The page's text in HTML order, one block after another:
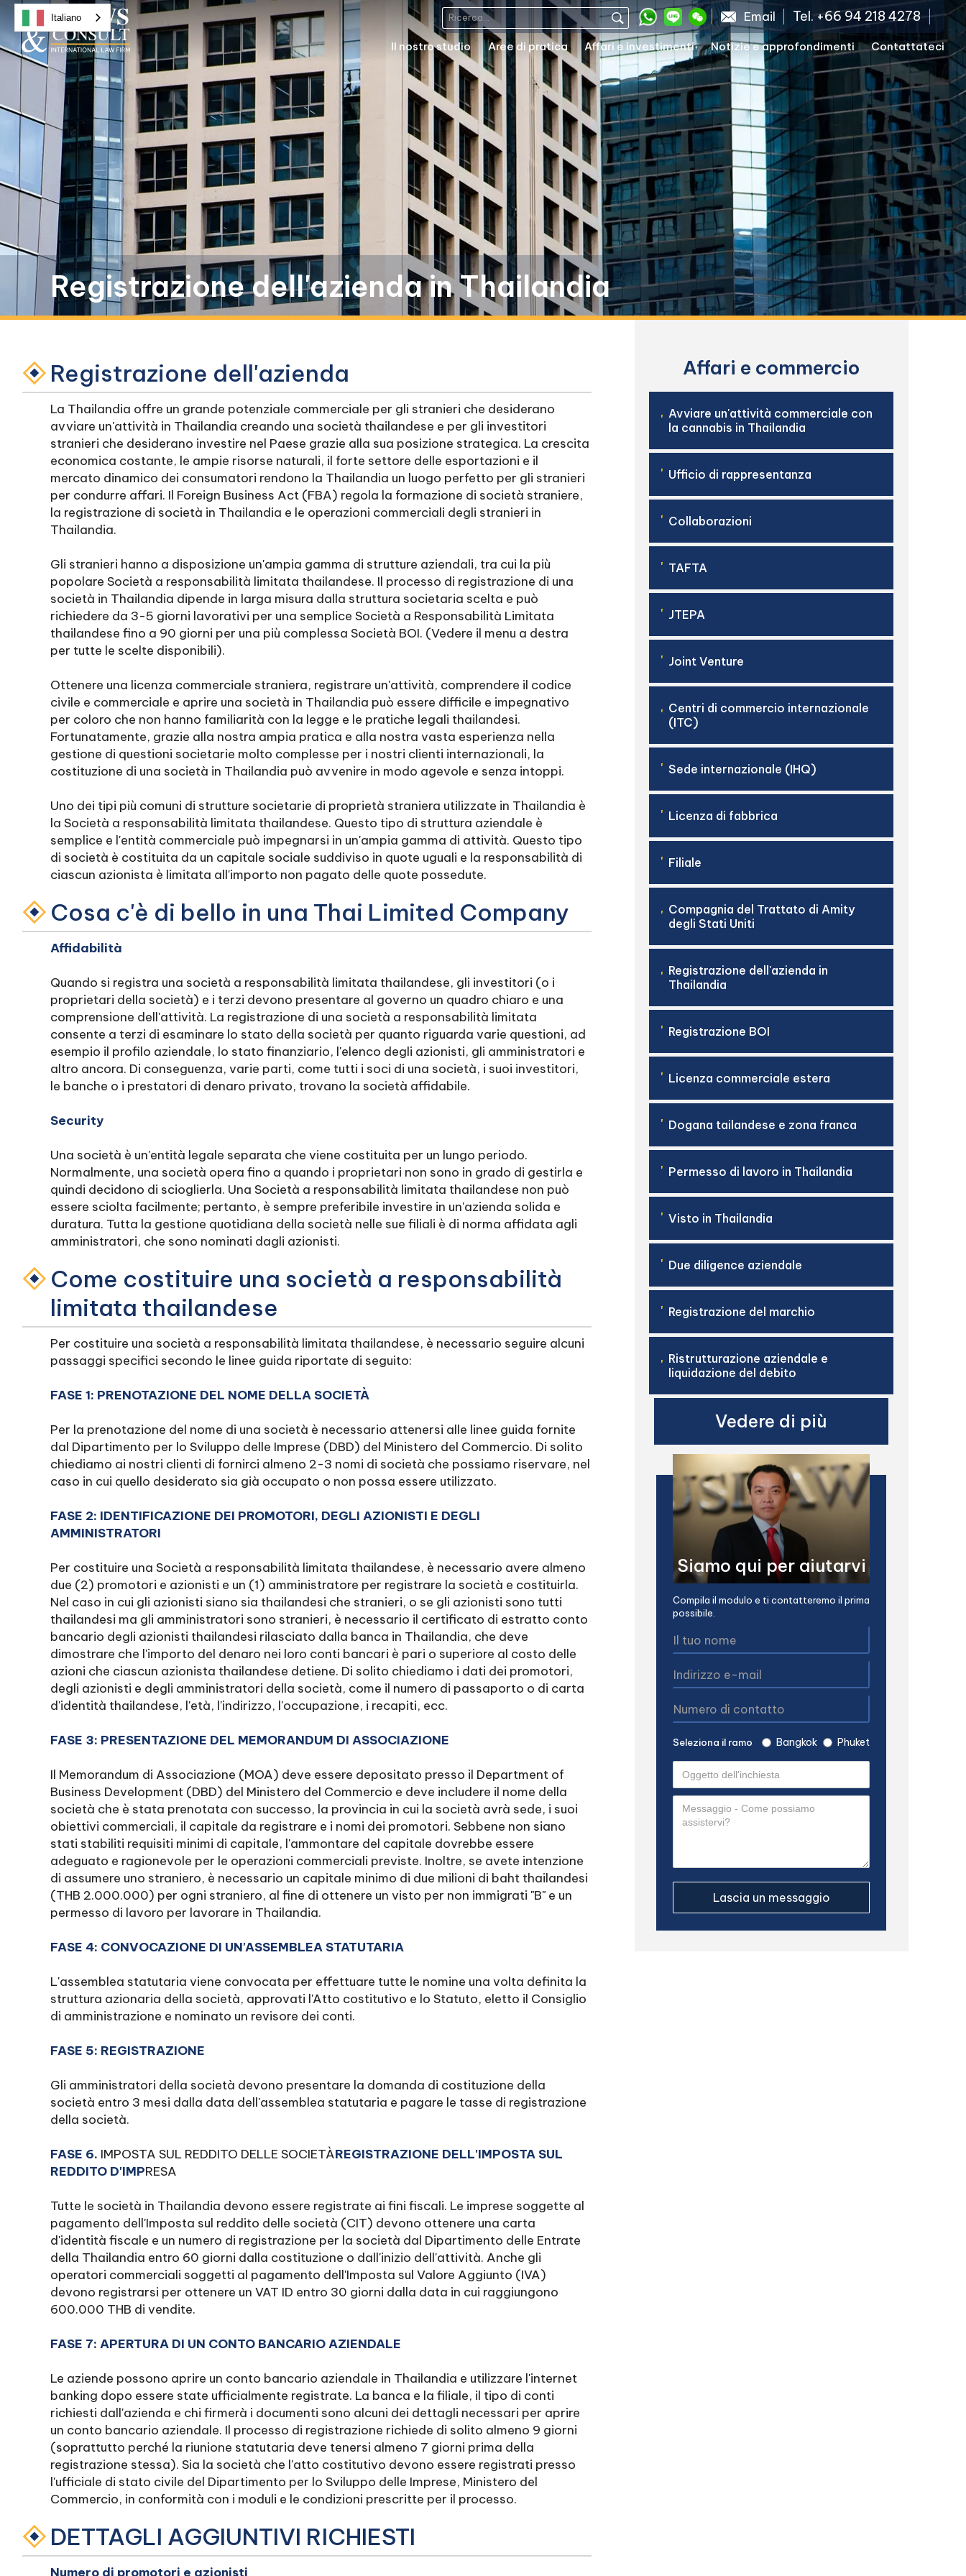
Email Tel. +66 94 218 4278
Il nostro studio Aree di pratica Affari e investimenti Notizie e approfondimenti Contattateci
Registrazione dell'azienda in Thailandia
Registrazione dell'azienda
La Thailandia offre un grande potenziale commerciale per gli stranieri che desiderano
avviare un'attività in Thailandia creando una società thailandese e per gli investitori
stranieri che desiderano investire nel Paese grazie alla sua posizione strategica. La crescita
economica costante, le ampie risorse naturali, il forte settore delle esportazioni e il
mercato dinamico dei consumatori rendono la Thailandia un luogo perfetto per gli stranieri
per condurre affari. Il Foreign Business Act (FBA) regola la formazione di società straniere,
la registrazione di società in Thailandia e le operazioni commerciali degli stranieri in
Thailandia.
Gli stranieri hanno a disposizione un'ampia gamma di strutture aziendali, tra cui la più
popolare Società a responsabilità limitata thailandese. Il processo di registrazione di una
società in Thailandia dipende in larga misura dalla struttura societaria scelta e può
richiedere da 3-5 giorni lavorativi per una semplice Società a Responsabilità Limitata
thailandese fino a 90 giorni per una più complessa Società BOI. (Vedere il menu a destra
per tutte le scelte disponibili).
Ottenere una licenza commerciale straniera, registrare un'attività, comprendere il codice
civile e commerciale e aprire una società in Thailandia può essere difficile e impegnativo
per coloro che non hanno familiarità con la legge e le pratiche legali thailandesi.
Fortunatamente, grazie alla nostra ampia pratica e alla nostra vasta esperienza nella
gestione di questioni societarie molto complesse per i nostri clienti internazionali, la
costituzione di una società in Thailandia può avvenire in modo agevole e senza intoppi.
Uno dei tipi più comuni di strutture societarie di proprietà straniera utilizzate in Thailandia è
la Società a responsabilità limitata thailandese. Questo tipo di struttura aziendale è
semplice e l'entità commerciale può impegnarsi in un'ampia gamma di attività. Questo tipo
di società è costituita da un capitale sociale suddiviso in quote uguali e la responsabilità di
ciascun azionista è limitata all'importo non pagato delle quote possedute.
Cosa c'è di bello in una Thai Limited Company
Affidabilità
Quando si registra una società a responsabilità limitata thailandese, gli investitori (o i
proprietari della società) e i terzi devono presentare al governo un quadro chiaro e una
comprensione dell'attività. La registrazione di una società a responsabilità limitata
consente a terzi di esaminare lo stato della società per quanto riguarda varie questioni, ad
esempio il profilo aziendale, lo stato finanziario, l'elenco degli azionisti, gli amministratori e
altro ancora. Di conseguenza, varie parti, come tutti i soci di una società, i suoi investitori,
le banche o i prestatori di denaro privato, trovano la società affidabile.
Security
Una società è un'entità legale separata che viene costituita per un lungo periodo.
Normalmente, una società opera fino a quando i proprietari non sono in grado di gestirla e
quindi decidono di scioglierla. Una Società a responsabilità limitata thailandese non può
essere sciolta facilmente; pertanto, è sempre preferibile investire in un'azienda solida e
duratura. Tutta la gestione quotidiana della società nelle sue filiali è di norma affidata agli
amministratori, che sono nominati dagli azionisti.
Come costituire una società a responsabilità
limitata thailandese
Per costituire una società a responsabilità limitata thailandese, è necessario seguire alcuni
passaggi specifici secondo le linee guida riportate di seguito:
FASE 1: PRENOTAZIONE DEL NOME DELLA SOCIETÀ
Per la prenotazione del nome di una società è necessario attenersi alle linee guida fornite
dal Dipartimento per lo Sviluppo delle Imprese (DBD) del Ministero del Commercio. Di solito
chiediamo ai nostri clienti di fornirci almeno 2-3 nomi di società che possiamo riservare, nel
caso in cui quello desiderato sia già occupato o non possa essere utilizzato.
FASE 2: IDENTIFICAZIONE DEI PROMOTORI, DEGLI AZIONISTI E DEGLI
AMMINISTRATORI
Per costituire una Società a responsabilità limitata thailandese, è necessario avere almeno
due (2) promotori e azionisti e un (1) amministratore per registrare la società e costituirla.
Nel caso in cui gli azionisti siano sia thailandesi che stranieri, o se gli azionisti sono tutti
thailandesi ma gli amministratori sono stranieri, è necessario il certificato di estratto conto
bancario degli azionisti thailandesi rilasciato dalla banca in Thailandia, che deve
dimostrare che l'importo del denaro nei loro conti bancari è pari o superiore al costo delle
azioni che ciascun azionista thailandese detiene. Di solito chiediamo i dati dei promotori,
degli azionisti e degli amministratori della società, come il numero di passaporto o di carta
d'identità thailandese, l'età, l'indirizzo, l'occupazione, i recapiti, ecc.
FASE 3: PRESENTAZIONE DEL MEMORANDUM DI ASSOCIAZIONE
Il Memorandum di Associazione (MOA) deve essere depositato presso il Department of
Business Development (DBD) del Ministero del Commercio e deve includere il nome della
società che è stata prenotata con successo, la provincia in cui la società avrà sede, i suoi
obiettivi commerciali, il capitale da registrare e i nomi dei promotori. Sebbene non siano
stati stabiliti requisiti minimi di capitale, l'ammontare del capitale dovrebbe essere
adeguato e ragionevole per le operazioni commerciali previste. Inoltre, se avete intenzione
di assumere uno straniero, è necessario un capitale minimo di due milioni di baht thailandesi
(THB 2.000.000) per ogni straniero, al fine di ottenere un visto per non immigrati "B" e un
permesso di lavoro per lavorare in Thailandia.
FASE 4: CONVOCAZIONE DI UN'ASSEMBLEA STATUTARIA
L'assemblea statutaria viene convocata per effettuare tutte le nomine una volta definita la
struttura azionaria della società, approvati l'Atto costitutivo e lo Statuto, eletto il Consiglio
di amministrazione e nominato un revisore dei conti.
FASE 5: REGISTRAZIONE
Gli amministratori della società devono presentare la domanda di costituzione della
società entro 3 mesi dalla data dell'assemblea statutaria e pagare le tasse di registrazione
della società.
FASE 6. IMPOSTA SUL REDDITO DELLE SOCIETÀREGISTRAZIONE DELL'IMPOSTA SUL
REDDITO D'IMPRESA
Tutte le società in Thailandia devono essere registrate ai fini fiscali. Le imprese soggette al
pagamento dell'Imposta sul reddito delle società (CIT) devono ottenere una carta
d'identità fiscale e un numero di registrazione per la società dal Dipartimento delle Entrate
della Thailandia entro 60 giorni dalla costituzione o dall'inizio dell'attività. Anche gli
operatori commerciali soggetti al pagamento dell'Imposta sul Valore Aggiunto (IVA)
devono registrarsi per ottenere un VAT ID entro 30 giorni dalla data in cui raggiungono
600.000 THB di vendite.
FASE 7: APERTURA DI UN CONTO BANCARIO AZIENDALE
Le aziende possono aprire un conto bancario aziendale in Thailandia e utilizzare l'internet
banking dopo essere state ufficialmente registrate. La banca e la filiale, il tipo di conti
richiesti dall'azienda e chi firmerà i documenti sono alcuni dei dettagli necessari per aprire
un conto bancario aziendale. Il processo di registrazione richiede di solito almeno 9 giorni
(soprattutto perché la riunione statutaria deve tenersi almeno 7 giorni prima della
registrazione stessa). Sia la società che l'atto costitutivo devono essere registrati presso
l'ufficiale di stato civile del Dipartimento per lo Sviluppo delle Imprese, Ministero del
Commercio, in conformità con i moduli e le condizioni prescritte per il processo.
DETTAGLI AGGIUNTIVI RICHIESTI
Numero di promotori e azionisti
Affari e commercio
' Avviare un'attività commerciale con
la cannabis in Thailandia
' Ufficio di rappresentanza
' Collaborazioni
' TAFTA
' JTEPA
' Joint Venture
' Centri di commercio internazionale
(ITC)
' Sede internazionale (IHQ)
' Licenza di fabbrica
' Filiale
' Compagnia del Trattato di Amity
degli Stati Uniti
' Registrazione dell'azienda in
Thailandia
' Registrazione BOI
' Licenza commerciale estera
' Dogana tailandese e zona franca
' Permesso di lavoro in Thailandia
' Visto in Thailandia
' Due diligence aziendale
' Registrazione del marchio
' Ristrutturazione aziendale e
liquidazione del debito
Vedere di più
Siamo qui per aiutarvi
Compila il modulo e ti contatteremo il prima
possibile.
Seleziona il ramo Bangkok Phuket
Italiano